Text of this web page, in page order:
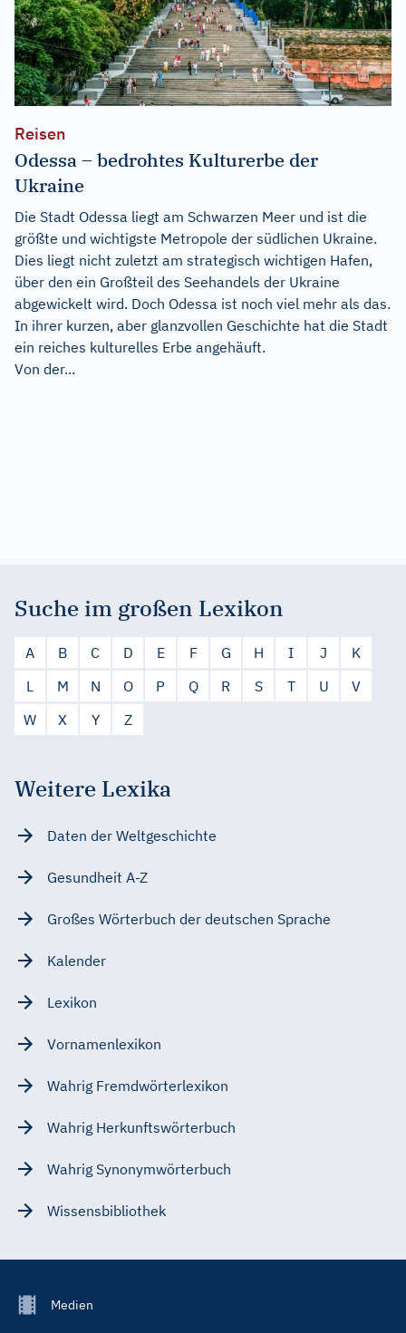
Reisen
Odessa – bedrohtes Kulturerbe der
Ukraine
Die Stadt Odessa liegt am Schwarzen Meer und ist die
größte und wichtigste Metropole der südlichen Ukraine.
Dies liegt nicht zuletzt am strategisch wichtigen Hafen,
über den ein Großteil des Seehandels der Ukraine
abgewickelt wird. Doch Odessa ist noch viel mehr als das.
In ihrer kurzen, aber glanzvollen Geschichte hat die Stadt
ein reiches kulturelles Erbe angehäuft.
Von der...
Suche im großen Lexikon
A B C D E F G H I J
K
L
M N O P Q R S T U
V
W
X Y Z
Weitere Lexika
Daten der Weltgeschichte
Gesundheit A-Z
Großes Wörterbuch der deutschen Sprache
Kalender
Lexikon
Vornamenlexikon
Wahrig Fremdwörterlexikon
Wahrig Herkunftswörterbuch
Wahrig Synonymwörterbuch
Wissensbibliothek
FooterMedien